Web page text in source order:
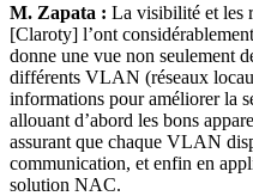
M. Zapata : La visibilité et les
[Claroty] l’ont
donne une vue non seulement
différents VLAN (réseaux
informations pour améliorer la
allouant d’abord les bons
assurant que chaque VLAN
communication, et enfin en
solution NAC.